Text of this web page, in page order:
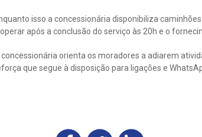
isso a concessionária disponibiliza
após a conclusão do serviço às 20h e o
orienta os moradores a adiarem
que segue à disposição para ligações e